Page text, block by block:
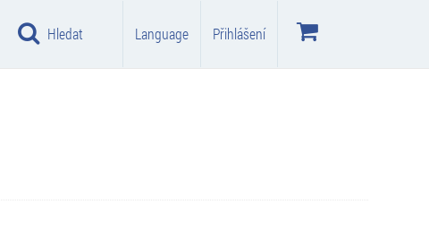
Hledat Language Přihlášení